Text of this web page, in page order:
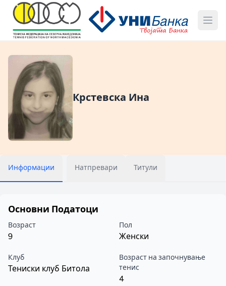
Крстевска Ина
Информации Натпревари Титули
Основни Податоци
Возраст
9
Пол
Женски
Клуб
Тениски клуб Битола
Возраст на започнување
тенис
4